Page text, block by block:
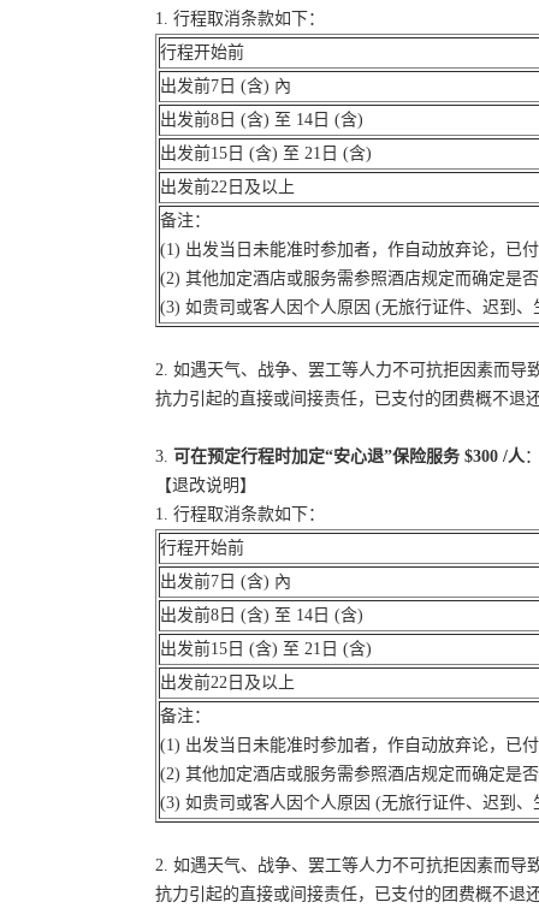
1. 行程取消条款如下：
行程开始前
出发前7日 (含) 內
出发前8日 (含) 至 14日 (含)
出发前15日 (含) 至 21日 (含)
出发前22日及以上
备注：
(1) 出发当日未能准时参加者，作自动放弃论，已
(2) 其他加定酒店或服务需参照酒店规定而确定是
(3) 如贵司或客人因个人原因 (无旅行证件、迟到
2. 如遇天气、战争、罢工等人力不可抗拒因素而
抗力引起的直接或间接责任，已支付的团费概不退
3. 可在预定行程时加定“安心退”保险服务 $300 /人
【退改说明】
1. 行程取消条款如下：
行程开始前
出发前7日 (含) 內
出发前8日 (含) 至 14日 (含)
出发前15日 (含) 至 21日 (含)
出发前22日及以上
备注：
(1) 出发当日未能准时参加者，作自动放弃论，已
(2) 其他加定酒店或服务需参照酒店规定而确定是
(3) 如贵司或客人因个人原因 (无旅行证件、迟到
2. 如遇天气、战争、罢工等人力不可抗拒因素而
抗力引起的直接或间接责任，已支付的团费概不退